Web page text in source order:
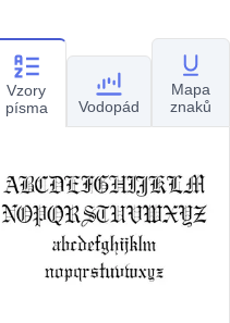
Vzory
písma
Vodopád
Mapa
znaků